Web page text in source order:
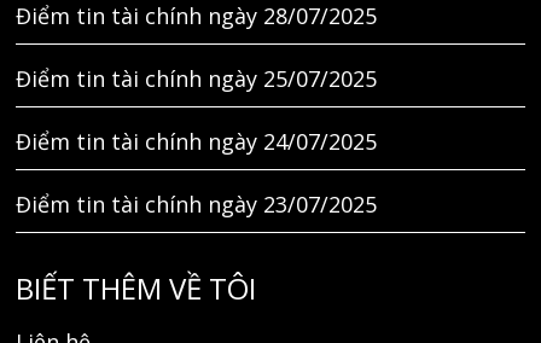
Điểm tin tài chính ngày 28/07/2025
Điểm tin tài chính ngày 25/07/2025
Điểm tin tài chính ngày 24/07/2025
Điểm tin tài chính ngày 23/07/2025
BIẾT THÊM VỀ TÔI